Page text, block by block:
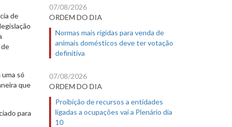
de
só
que
para
07/08/2026
ORDEM DO DIA
Normas mais rígidas para venda de
animais domésticos deve ter votação
definitiva
07/08/2026
ORDEM DO DIA
Proibição de recursos a entidades
ligadas a ocupações vai a Plenário dia
10